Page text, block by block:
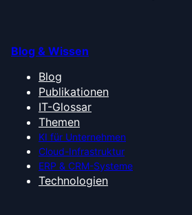
Blog & Wissen
Blog
Publikationen
IT-Glossar
Themen
KI für Unternehmen
Cloud-Infrastruktur
ERP & CRM-Systeme
Technologien